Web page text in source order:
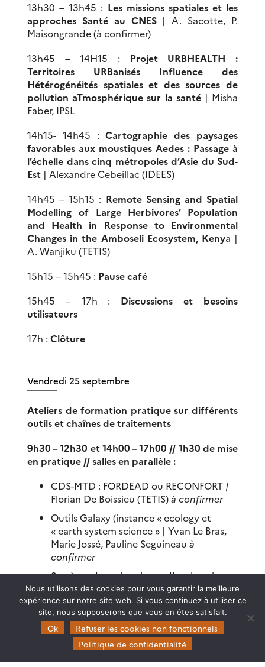
13h30 – 13h45 : Les missions spatiales et les
approches Santé au CNES| A. Sacotte, P.
Maisongrande (à confirmer)
13h45 – 14H15 : Projet URBHEALTH :
Territoires URBanisés Influence des
Hétérogénéités spatiales et des sources de
pollution aTmosphérique sur la santé| Misha
Faber, IPSL
14h15- 14h45 :Cartographie des paysages
favorables aux moustiques Aedes : Passage à
l’échelle dans cinq métropoles d’Asie du Sud-
Est | Alexandre Cebeillac (IDEES)
14h45 – 15h15 : Remote Sensing and Spatial
Modelling of Large Herbivores’ Population
and Health in Response to Environmental
Changes in the Amboseli Ecosystem, Kenya |
A. Wanjiku (TETIS)
15h15 – 15h45 : Pause café
15h45 – 17h : Discussions et besoins
utilisateurs
17h : Clôture
Vendredi 25 septembre
Ateliers de formation pratique sur différents
outils et chaînes de traitements
9h30 – 12h30 et 14h00 – 17h00 // 1h30 de mise
en pratique // salles en parallèle :
CDS-MTD : FORDEAD ou RECONFORT |
Florian De Boissieu (TETIS)à confirmer
Outils Galaxy (instance « ecology et
« earth system science » | Yvan Le Bras,
Marie Jossé, Pauline Seguineau à
confirmer
Système de recherche et d’exploration
de données multi-thématiques dans le
cadre d’une approche Planetary Health |
Vincent Armant à confirmer
Évolution de l’outil shiny – paysages
moustiques | Alexandre Cebeillac (UMR
IDEES)
Nous utilisons des cookies pour vous garantir la meilleure
expérience sur notre site web. Si vous continuez à utiliser ce
site, nous supposerons que vous en êtes satisfait.
Ok
Refuser les cookies non fonctionnels
Politique de confidentialité